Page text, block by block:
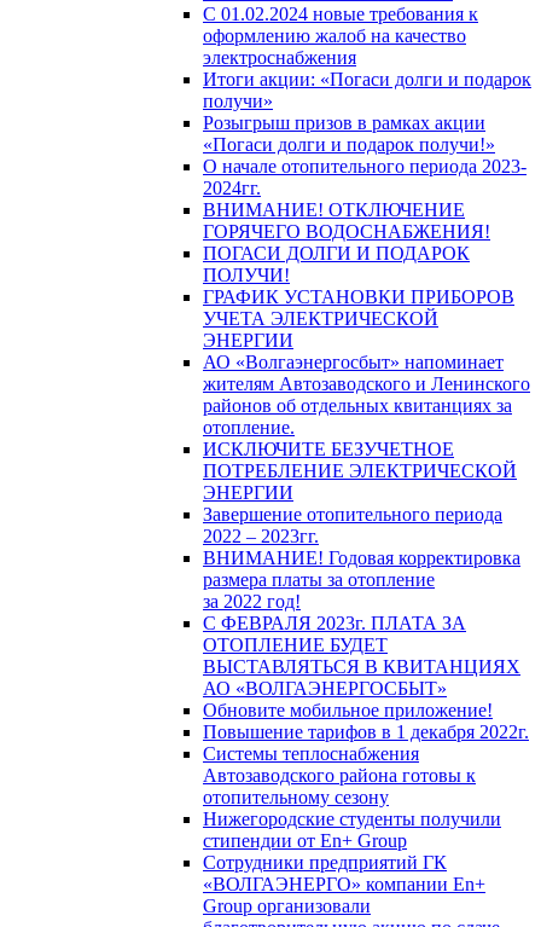
С 01.02.2024 новые требования к
оформлению жалоб на качество
электроснабжения
Итоги акции: «Погаси долги и подарок
получи»
Розыгрыш призов в рамках акции
«Погаси долги и подарок получи!»
О начале отопительного периода 2023-
2024гг.
ВНИМАНИЕ! ОТКЛЮЧЕНИЕ
ГОРЯЧЕГО ВОДОСНАБЖЕНИЯ!
ПОГАСИ ДОЛГИ И ПОДАРОК
ПОЛУЧИ!
ГРАФИК УСТАНОВКИ ПРИБОРОВ
УЧЕТА ЭЛЕКТРИЧЕСКОЙ
ЭНЕРГИИ
АО «Волгаэнергосбыт» напоминает
жителям Автозаводского и Ленинского
районов об отдельных квитанциях за
отопление.
ИСКЛЮЧИТЕ БЕЗУЧЕТНОЕ
ПОТРЕБЛЕНИЕ ЭЛЕКТРИЧЕСКОЙ
ЭНЕРГИИ
Завершение отопительного периода
2022 – 2023гг.
ВНИМАНИЕ! Годовая корректировка
размера платы за отопление
за 2022 год!
С ФЕВРАЛЯ 2023г. ПЛАТА ЗА
ОТОПЛЕНИЕ БУДЕТ
ВЫСТАВЛЯТЬСЯ В КВИТАНЦИЯХ
АО «ВОЛГАЭНЕРГОСБЫТ»
Обновите мобильное приложение!
Повышение тарифов в 1 декабря 2022г.
Системы теплоснабжения
Автозаводского района готовы к
отопительному сезону
Нижегородские студенты получили
стипендии от En+ Group
Сотрудники предприятий ГК
«ВОЛГАЭНЕРГО» компании En+
Group организовали